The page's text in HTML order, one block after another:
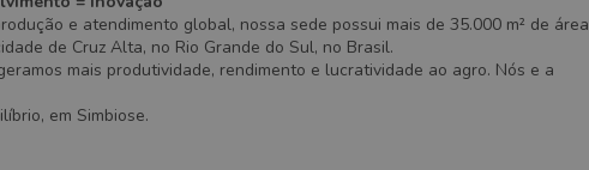
e atendimento global, nossa sede possui mais de 35.000 m² de área
de Cruz Alta, no Rio Grande do Sul, no Brasil.
mais produtividade, rendimento e lucratividade ao agro. Nós e a
em Simbiose.